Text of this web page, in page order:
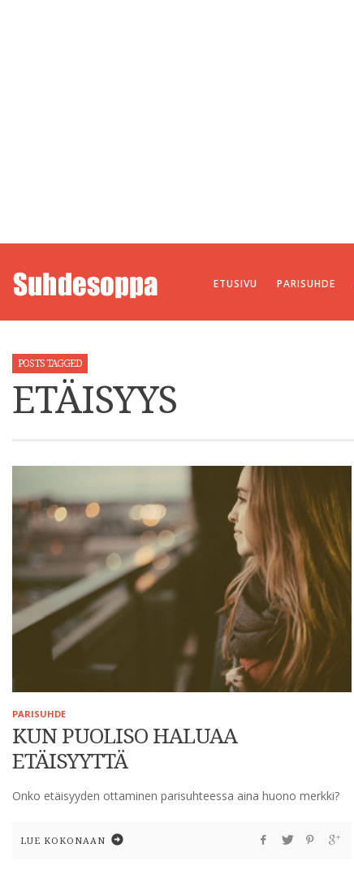
ETUSIVU PARISUHDE
POSTS TAGGED
ETÄISYYS
PARISUHDE
KUN PUOLISO HALUAA
ETÄISYYTTÄ
Onko etäisyyden ottaminen parisuhteessa aina huono merkki?
LUE KOKONAAN